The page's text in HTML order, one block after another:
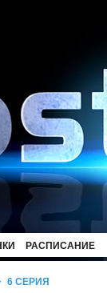
РАСПИСАНИЕ
6 СЕРИЯ